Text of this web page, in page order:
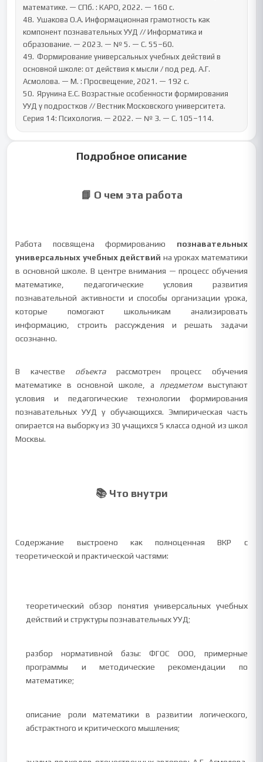
математике. — СПб. : КАРО, 2022. — 160 с.
48.	Ушакова О.А. Информационная грамотность как
компонент познавательных УУД // Информатика и
образование. — 2023. — № 5. — С. 55–60.
49.	Формирование универсальных учебных действий в
основной школе: от действия к мысли / под ред. А.Г.
Асмолова. — М. : Просвещение, 2021. — 192 с.
50.	Ярунина Е.С. Возрастные особенности формирования
УУД у подростков // Вестник Московского университета.
Серия 14: Психология. — 2022. — № 3. — С. 105–114.
Подробное описание
📘 О чем эта работа
Работа посвящена формированию познавательных
универсальных учебных действий на уроках математики
в основной школе. В центре внимания — процесс обучения
математике, педагогические условия развития
познавательной активности и способы организации урока,
которые помогают школьникам анализировать
информацию, строить рассуждения и решать задачи
осознанно.
В качестве объектарассмотрен процесс обучения
математике в основной школе, а предметомвыступают
условия и педагогические технологии формирования
познавательных УУД у обучающихся. Эмпирическая часть
опирается на выборку из 30 учащихся 5 класса одной из школ
Москвы.
📚 Что внутри
Содержание выстроено как полноценная ВКР с
теоретической и практической частями:
теоретический обзор понятия универсальных учебных
действий и структуры познавательных УУД;
разбор нормативной базы: ФГОС ООО, примерные
программы и методические рекомендации по
математике;
описание роли математики в развитии логического,
абстрактного и критического мышления;